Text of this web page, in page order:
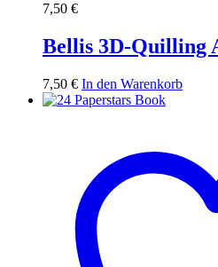
7,50 €
Bellis 3D-Quilling
7,50 € In den Warenkorb